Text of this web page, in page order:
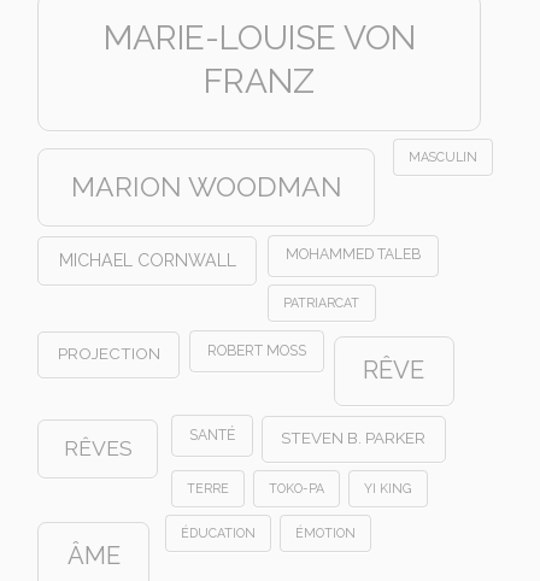
MARIE-LOUISE VON
FRANZ
MARION WOODMAN
MASCULIN
MICHAEL CORNWALL MOHAMMED TALEB
PATRIARCAT
PROJECTION ROBERT MOSS
RÊVE
RÊVES
SANTÉ STEVEN B. PARKER
TERRE TOKO-PA YI KING
ÂME
ÉDUCATION ÉMOTION